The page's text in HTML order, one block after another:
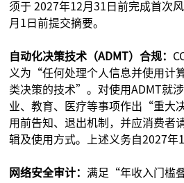
须于 2027年12月31日前完成首次
月1日前提交摘要。
自动化决策技术（ADMT）合规：
义为“任何处理个人信息并使用计
类决策的技术”。对使用ADMT就
业、教育、医疗等事项作出“重大
用前告知、退出机制，并应消费者
辑及使用方式。上述义务自2027年
网络安全审计： 满足“年收入门槛